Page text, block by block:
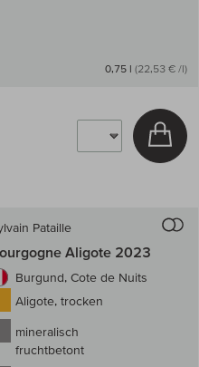
0,75 l (22,53 € /l)
In
Pataille
Aligote 2023
Burgund, Cote de Nuits
Aligote, trocken
mineralisch
fruchtbetont